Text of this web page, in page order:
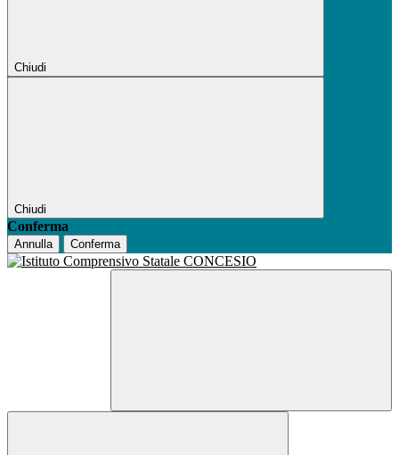
Chiudi
Chiudi
Conferma
Annulla Conferma